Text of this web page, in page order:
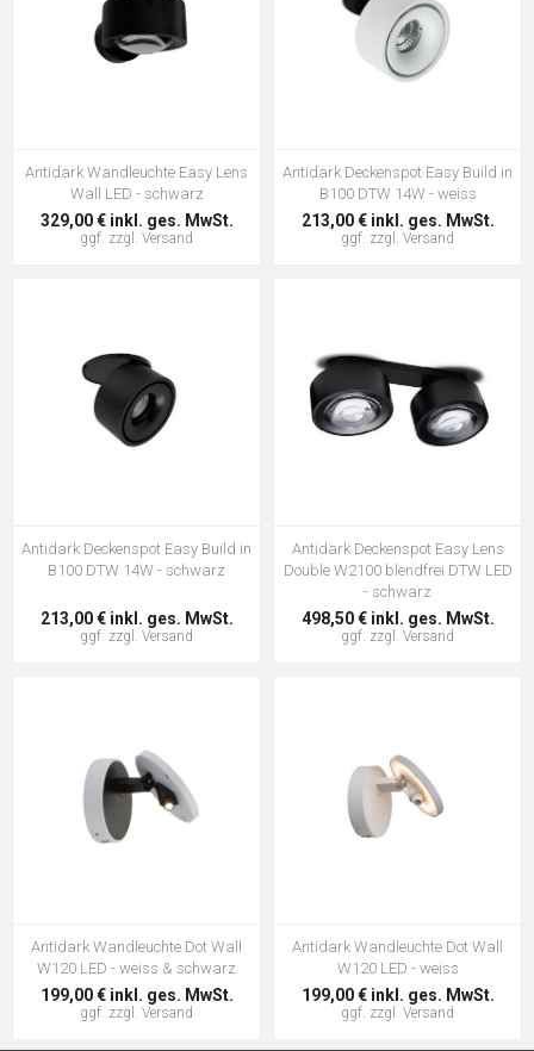
Antidark Wandleuchte Easy Lens
Wall LED - schwarz
329,00 € inkl. ges. MwSt.
ggf. zzgl. Versand
Antidark Deckenspot Easy Build in
B100 DTW 14W - weiss
213,00 € inkl. ges. MwSt.
ggf. zzgl. Versand
Antidark Deckenspot Easy Build in
B100 DTW 14W - schwarz
213,00 € inkl. ges. MwSt.
ggf. zzgl. Versand
Antidark Deckenspot Easy Lens
Double W2100 blendfrei DTW LED
- schwarz
498,50 € inkl. ges. MwSt.
ggf. zzgl. Versand
Antidark Wandleuchte Dot Wall
W120 LED - weiss & schwarz
199,00 € inkl. ges. MwSt.
ggf. zzgl. Versand
Antidark Wandleuchte Dot Wall
W120 LED - weiss
199,00 € inkl. ges. MwSt.
ggf. zzgl. Versand